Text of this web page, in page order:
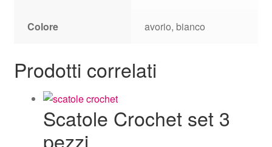
Colore avorio, bianco
Prodotti correlati
Scatole Crochet set 3
pezzi